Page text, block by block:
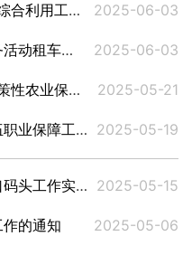
关于印发《湘阴县2025年秸秆综合利用工作实施方案》的通知 2025-06-03
关于印发《湘阴县党政机关公务活动租车管理实施办法》的通知 2025-06-03
关于印发《湘阴县2025年度政策性农业保险工作实施方案》的通知 2025-05-21
关于印发《湘阴县消防救援队伍职业保障工作机制》的通知 2025-05-19
关于印发《湘阴县取缔部分渡口码头工作实施方案》的通知 2025-05-15
的通知 2025-05-06